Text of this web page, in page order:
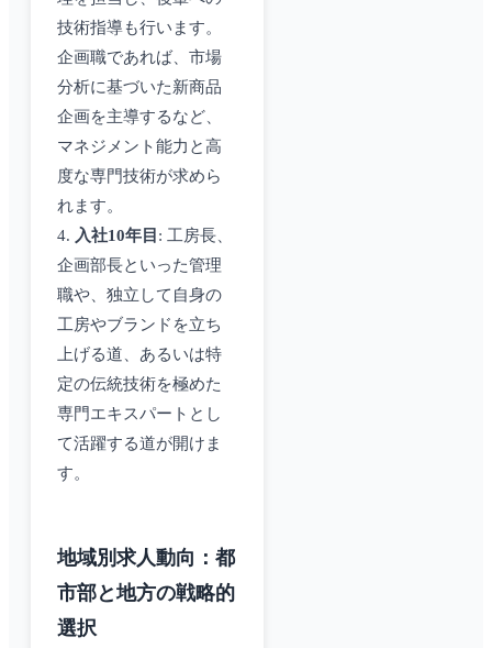
技術指導も行います。
企画職であれば、市場
分析に基づいた新商品
企画を主導するなど、
マネジメント能力と高
度な専門技術が求めら
れます。
4. 入社10年目 : 工房長、
企画部長といった管理
職や、独立して自身の
工房やブランドを立ち
上げる道、あるいは特
定の伝統技術を極めた
専門エキスパートとし
て活躍する道が開けま
す。
地域別求人動向：都
市部と地方の戦略的
選択